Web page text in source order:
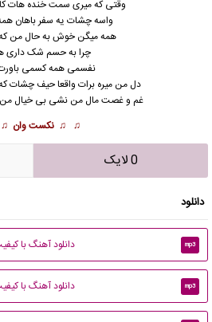
وقتی که میری سمت خنده هات
واسه چشات یه سفر باهان
همه میگن خوش به حال من که
چرا به حسم شک داری
نفسمی همه کسمی
دل من میره برات واقعا حیف چشات
غم و غصت مال من نشی بی خیال من
♫ ♫ نکست وان
0 لایک
دانلود
mp3 دانلود آهنگ با کیفیت
mp3 دانلود آهنگ با کیفیت